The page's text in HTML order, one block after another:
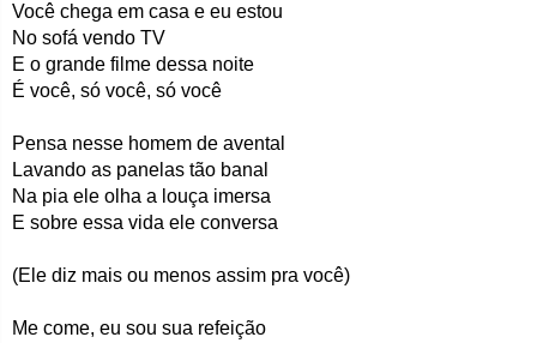
Você chega em casa e eu estou
No sofá vendo TV
E o grande filme dessa noite
É você, só você, só você
Pensa nesse homem de avental
Lavando as panelas tão banal
Na pia ele olha a louça imersa
E sobre essa vida ele conversa
(Ele diz mais ou menos assim pra você)
Me come, eu sou sua refeição